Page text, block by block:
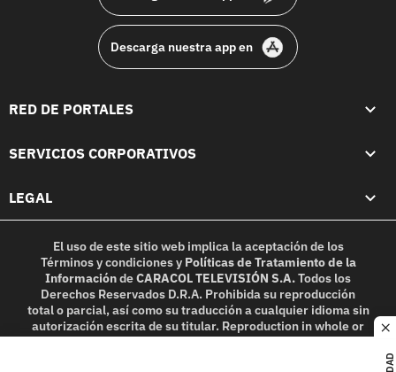
Descarga nuestra app en
RED DE PORTALES
SERVICIOS CORPORATIVOS
LEGAL
El uso de este sitio web implica la aceptación de los
Términos y condicionesy Políticas de Tratamiento de la
InformacióndeCARACOL TELEVISIÓN S.A.Todos los
Derechos Reservados D.R.A. Prohibida su reproducción
total o parcial, así como su traducción a cualquier idioma sin
autorización escrita de su titular. Reproduction in whole or
in part, or translation without written permission is